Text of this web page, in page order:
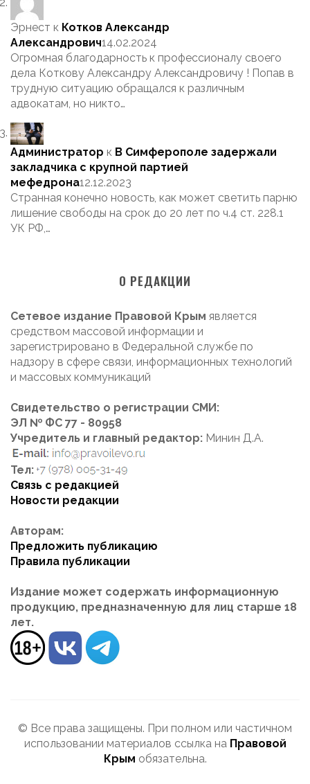
Эрнест к Котков Александр
Александрович14.02.2024
Огромная благодарность к профессионалу своего
дела Коткову Александру Александровичу ! Попав в
трудную ситуацию обращался к различным
адвокатам, но никто…
Администратор к В Симферополе задержали
закладчика с крупной партией
мефедрона12.12.2023
Странная конечно новость, как может светить парню
лишение свободы на срок до 20 лет по ч.4 ст. 228.1
УК РФ,…
О РЕДАКЦИИ
Сетевое издание Правовой Крым является
средством массовой информации и
зарегистрировано в Федеральной службе по
надзору в сфере связи, информационных технологий
и массовых коммуникаций
Свидетельство о регистрации СМИ:
ЭЛ № ФС 77 - 80958
Учредитель и главный редактор: Минин Д.А.
Тел:
Связь с редакцией
Новости редакции
Авторам:
Предложить публикацию
Правила публикации
Издание может содержать информационную
продукцию, предназначенную для лиц старше 18
лет.
© Все права защищены. При полном или частичном
использовании материалов ссылка на Правовой
Крым обязательна.